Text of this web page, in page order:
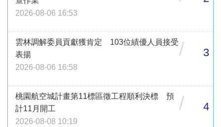
2026-08-06 16:53
雲林調解委員貢獻獲肯定 103位績優人員接受
表揚
2026-08-06 16:58
/ 3
桃園航空城計畫第11標區徵工程順利決標 預
計11月開工
2026-08-08 10:19
/ 4